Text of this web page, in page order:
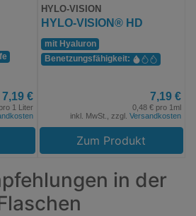
7,19 €
1 Liter
HYLO-VISION
HYLO-VISION® HD
mit Hyaluron
Benetzungs­fähigkeit:
7,19 €
0,48 € pro 1ml
inkl. MwSt., zzgl. Versandkosten
Zum Produkt
in der